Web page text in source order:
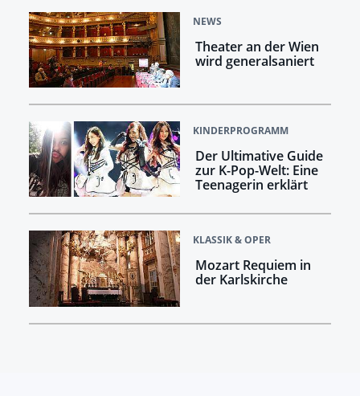
NEWS
Theater an der Wien
wird generalsaniert
KINDERPROGRAMM
Der Ultimative Guide
zur K-Pop-Welt: Eine
Teenagerin erklärt
KLASSIK & OPER
Mozart Requiem in
der Karlskirche